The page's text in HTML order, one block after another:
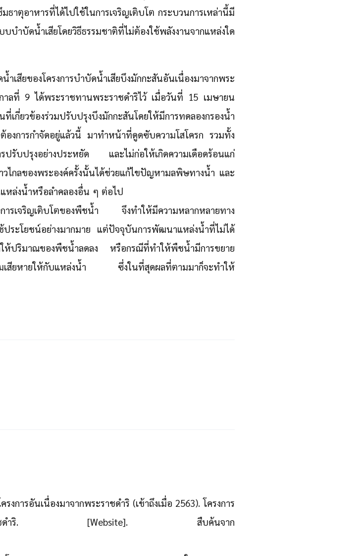
าตุอาหารที่ได้ไปใช้ในการเจริญเติบโต กระบวนการเหล่านี้มี
ดน้ำเสียโดยวิธีธรรมชาติที่ไม่ต้องใช้พลังงานจากแหล่งใด
สียของโครงการบำบัดน้ำเสียบึงมักกะสันอันเนื่องมาจากพระ
าลที่ 9 ได้พระราชทานพระราชดำริไว้ เมื่อวันที่ 15 เมษายน
กี่ยวข้องร่วมปรับปรุงบึงมักกะสันโดยให้มีการทดลองกรองน้ำ
งการกำจัดอยู่แล้วนี้ มาทำหน้าที่ดูดซับความโสโครก รวมทั้ง
รับปรุงอย่างประหยัด และไม่ก่อให้เกิดความเดือดร้อนแก่
ไกลของพระองค์ครั้งนั้นได้ช่วยแก้ไขปัญหามลพิษทางน้ำ และ
หล่งน้ำหรือลำคลองอื่น ๆ ต่อไป
การเจริญเติบโตของพืชน้ำ จึงทำให้มีความหลากหลายทาง
ประโยชน์อย่างมากมาย แต่ปัจจุบันการพัฒนาแหล่งน้ำที่ไม่ได้
ห้ปริมาณของพืชน้ำลดลง หรือกรณีที่ทำให้พืชน้ำมีการขยาย
ามเสียหายให้กับแหล่งน้ำ ซึ่งในที่สุดผลที่ตามมาก็จะทำให้
การอันเนื่องมาจากพระราชดำริ (เข้าถึงเมื่อ 2563). โครงการ
าจากพระราชดำริ. [Website]. สืบค้นจาก